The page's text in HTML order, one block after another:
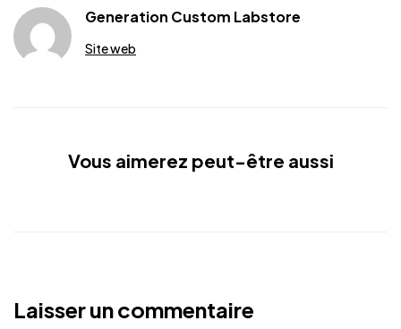
Generation Custom Labstore
Site web
Vous aimerez peut-être aussi
Laisser un commentaire